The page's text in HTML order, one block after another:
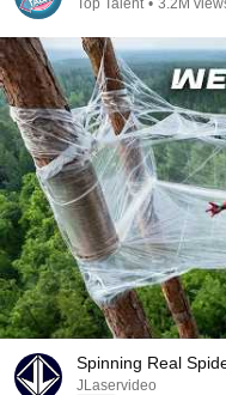
Top Talent • 3.2M
Spinning Real
JLaservideo